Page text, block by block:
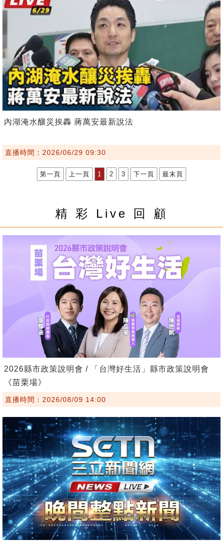
內湖淹水釀災挨轟 蔣萬安最新說法
直播時間：2026/06/29 09:30
第一頁 上一頁 1 2 3 下一頁 最末頁
精 彩 Live 回 顧
2026縣市政策說明會 / 「台灣好生活」縣市政策說明會
《苗栗場》
直播時間：2026/08/09 14:00